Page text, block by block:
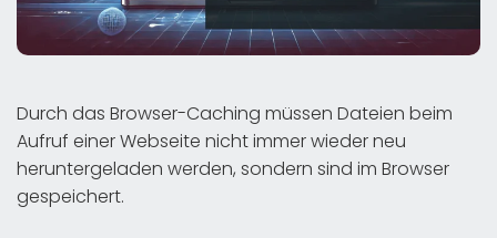
Durch das Browser-Caching müssen Dateien beim
Aufruf einer Webseite nicht immer wieder neu
heruntergeladen werden, sondern sind im Browser
gespeichert.